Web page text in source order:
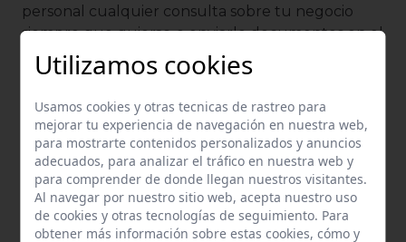
personal cualquier consulta sobre tu negocio
siempre que quieras, o enviarle documentos en el
momento que mejor te venga.
que puedas descargar los documentos clave de
tu negocio siempre que los necesites. Sin
necesidad de pedírselos a tu asesor y esperar a
que te los mande. Los últimos balances de tu
negocio, las declaraciones fiscales presentadas, las
nóminas mensuales de tus empleados, y mucho
Utilizamos cookies
Usamos cookies y otras tecnicas de rastreo para
mejorar tu experiencia de navegación en nuestra web,
para mostrarte contenidos personalizados y anuncios
adecuados, para analizar el tráfico en nuestra web y
para comprender de donde llegan nuestros visitantes.
Al navegar por nuestro sitio web, acepta nuestro uso
de cookies y otras tecnologías de seguimiento. Para
obtener más información sobre estas cookies, cómo y